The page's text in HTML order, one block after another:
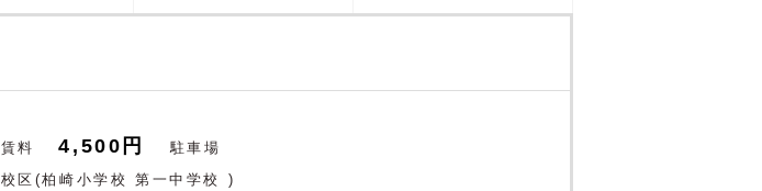
賃料 4,500円
駐車場
校区(柏崎小学校 第一中学校 )